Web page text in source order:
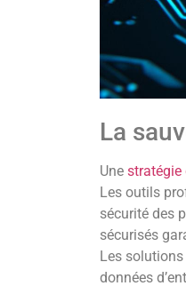
La
Une stratégie
Les outils
sécurité des
sécurisés
Les
données